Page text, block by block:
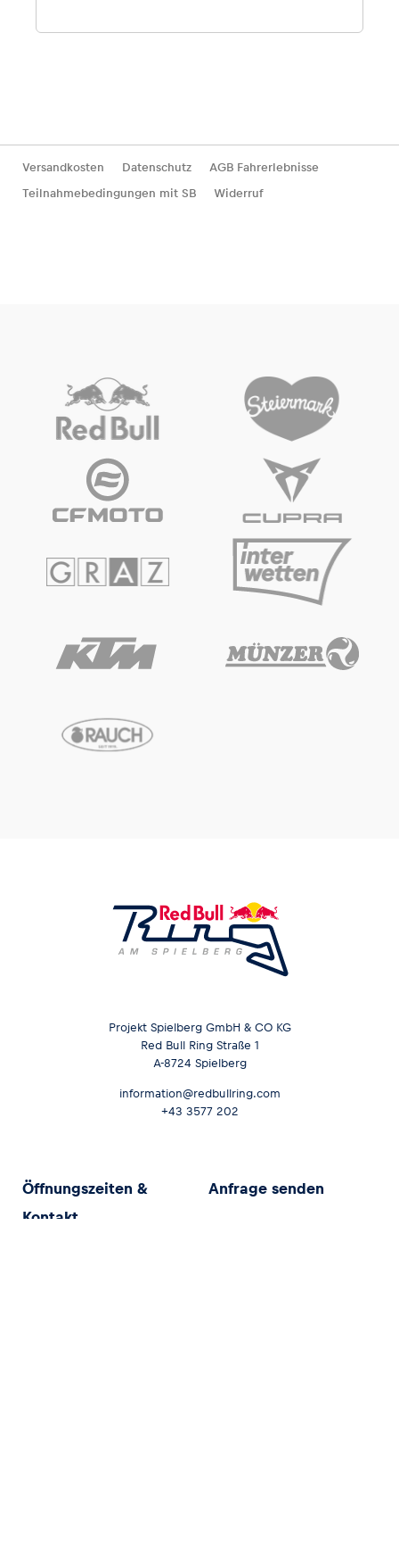
Versandkosten Datenschutz
AGB Fahrerlebnisse
Teilnahmebedingungen mit SB
Widerruf
Projekt Spielberg GmbH & CO KG
Red Bull Ring Straße 1
A-8724 Spielberg
information@redbullring.com
+43 3577 202
Öffnungszeiten &
Kontakt
Anfrage senden